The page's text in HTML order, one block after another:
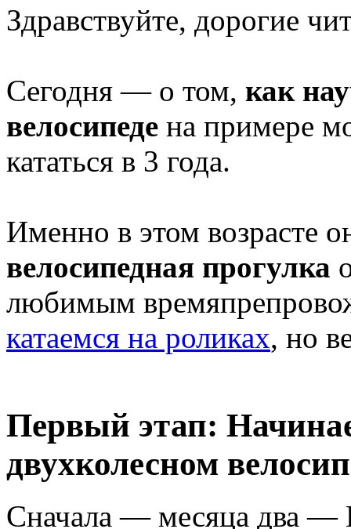
Здравствуйте, дорогие
Сегодня — о том, как
велосипеде на примере
кататься в 3 года.
Именно в этом возрасте
велосипедная прогулка
любимым
катаемся на роликах, но
Первый этап:
двухколесном
Сначала — месяца два —